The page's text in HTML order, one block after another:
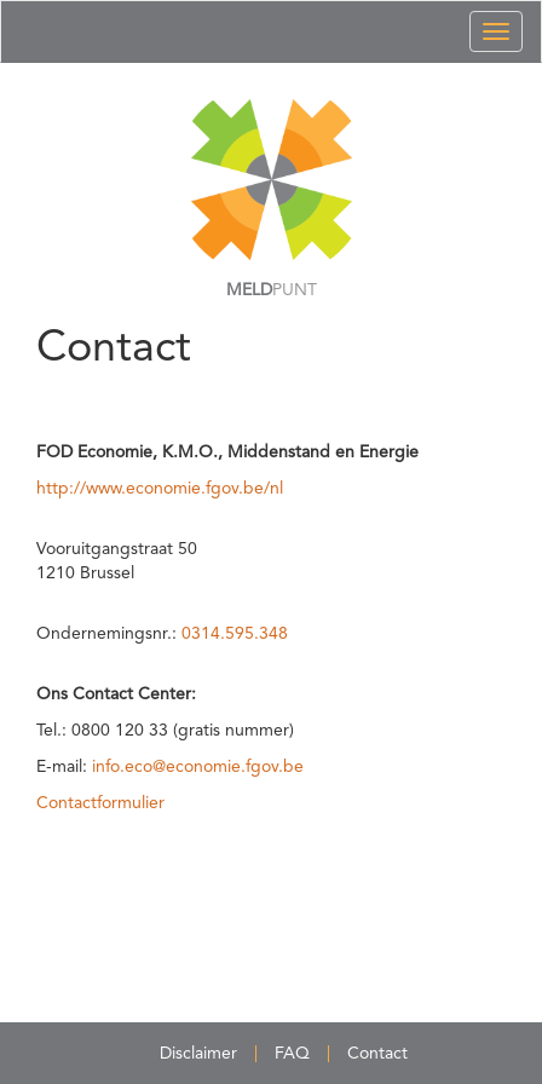
MELDPUNT
Contact
FOD Economie, K.M.O., Middenstand en Energie
http://www.economie.fgov.be/nl
Vooruitgangstraat 50
1210 Brussel
Ondernemingsnr.: 0314.595.348
Ons Contact Center:
Tel.: 0800 120 33 (gratis nummer)
E-mail: info.eco@economie.fgov.be
Contactformulier
Disclaimer FAQ Contact